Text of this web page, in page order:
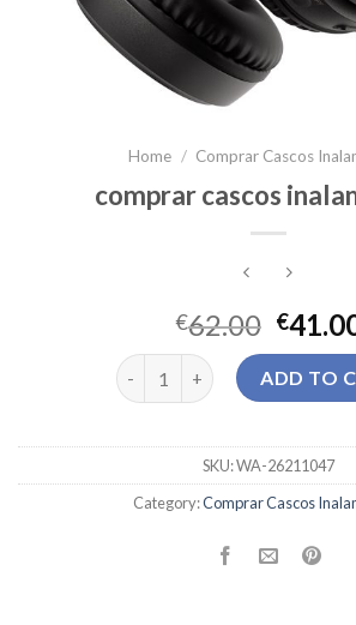
Home / Comprar Cascos
comprar cascos
€62.00 €
comprar cascos ADD TO
SKU:WA-26211047
Category:Comprar Cascos